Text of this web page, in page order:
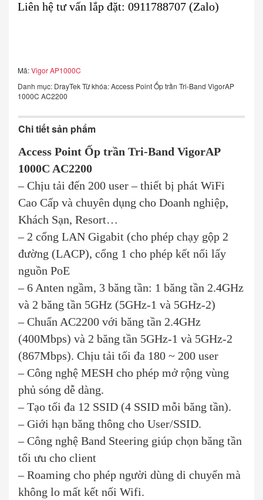
Liên hệ tư vấn lắp đặt: 0911788707 (Zalo)
Mã:Vigor AP1000C
Danh mục: DrayTekTừ khóa:Access Point Ốp trần Tri-Band VigorAP
1000C AC2200
Chi tiết sản phẩm
Access Point Ốp trần Tri-Band VigorAP
1000C AC2200
– Chịu tải đến 200 user – thiết bị phát WiFi
Cao Cấp và chuyên dụng cho Doanh nghiệp,
Khách Sạn, Resort…
– 2 cổng LAN Gigabit (cho phép chạy gộp 2
đường (LACP), cổng 1 cho phép kết nối lấy
nguồn PoE
– 6 Anten ngầm, 3 băng tần: 1 băng tần 2.4GHz
và 2 băng tần 5GHz (5GHz-1 và 5GHz-2)
– Chuẩn AC2200 với băng tần 2.4GHz
(400Mbps) và 2 băng tần 5GHz-1 và 5GHz-2
(867Mbps). Chịu tải tối đa 180 ~ 200 user
– Công nghệ MESH cho phép mở rộng vùng
phủ sóng dễ dàng.
– Tạo tối đa 12 SSID (4 SSID mỗi băng tần).
– Giới hạn băng thông cho User/SSID.
– Công nghệ Band Steering giúp chọn băng tần
tối ưu cho client
– Roaming cho phép người dùng di chuyển mà
không lo mất kết nối Wifi.